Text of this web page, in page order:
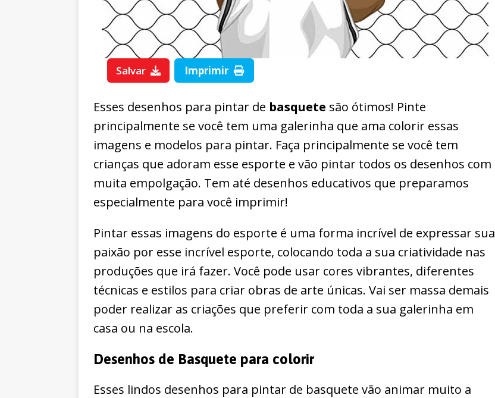
Salvar Imprimir
Esses desenhos para pintar de basquete são ótimos! Pinte
principalmente se você tem uma galerinha que ama colorir essas
imagens e modelos para pintar. Faça principalmente se você tem
crianças que adoram esse esporte e vão pintar todos os desenhos com
muita empolgação. Tem até desenhos educativos que preparamos
especialmente para você imprimir!
Pintar essas imagens do esporte é uma forma incrível de expressar sua
paixão por esse incrível esporte, colocando toda a sua criatividade nas
produções que irá fazer. Você pode usar cores vibrantes, diferentes
técnicas e estilos para criar obras de arte únicas. Vai ser massa demais
poder realizar as criações que preferir com toda a sua galerinha em
casa ou na escola.
Desenhos de Basquete para colorir
Esses lindos desenhos para pintar de basquete vão animar muito a